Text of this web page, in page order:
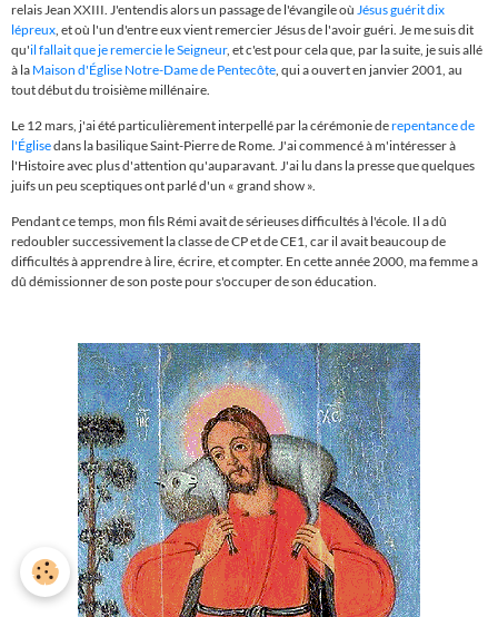
relais Jean XXIII. J'entendis alors un passage de l'évangile où Jésus guérit dix
lépreux, et où l'un d'entre eux vient remercier Jésus de l'avoir guéri. Je me suis dit
qu'il fallait que je remercie le Seigneur, et c'est pour cela que, par la suite, je suis allé
à la Maison d'Église Notre-Dame de Pentecôte, qui a ouvert en janvier 2001, au
tout début du troisième millénaire.
Le 12 mars, j'ai été particulièrement interpellé par la cérémonie derepentance de
l'Églisedans la basilique Saint-Pierre de Rome. J'ai commencé à m'intéresser à
l'Histoire avec plus d'attention qu'auparavant. J'ai lu dans la presse que quelques
juifs un peu sceptiques ont parlé d'un « grand show ».
Pendant ce temps, mon fils Rémi avait de sérieuses difficultés à l'école. Il a dû
redoubler successivement la classe de CP et de CE1, car il avait beaucoup de
difficultés à apprendre à lire, écrire, et compter. En cette année 2000, ma femme a
dû démissionner de son poste pour s'occuper de son éducation.